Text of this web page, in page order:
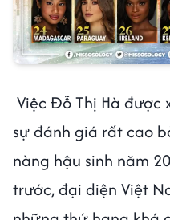
Việc Đỗ Thị Hà
sự đánh giá rất cao
nàng hậu sinh năm
trước, đại diện Việt